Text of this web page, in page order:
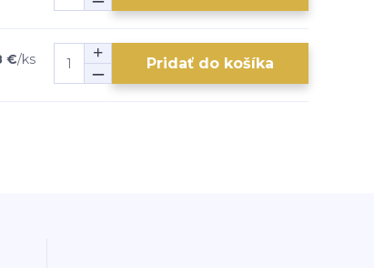
€/ks Pridať do košíka